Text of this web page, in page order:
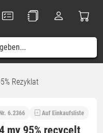
Rezyklat
6.2366 Auf Einkaufsliste
my 95% recycelt